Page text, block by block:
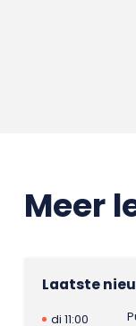
Meer
Laatste
di 11:00